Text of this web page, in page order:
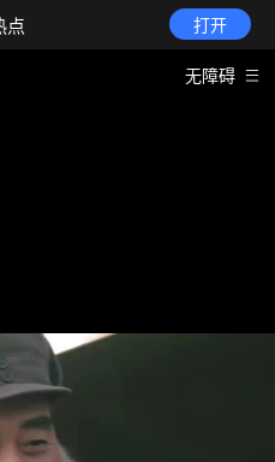
点 打开
无障碍